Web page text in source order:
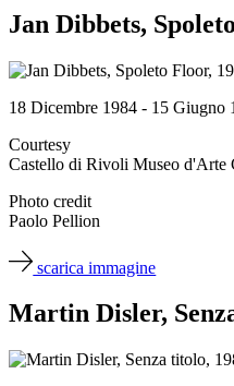
Jan Dibbets,
18 Dicembre 1984 - 15 Giugno
Courtesy
Castello di Rivoli Museo d'Arte
Photo credit
Paolo Pellion
scarica immagine
Martin Disler,